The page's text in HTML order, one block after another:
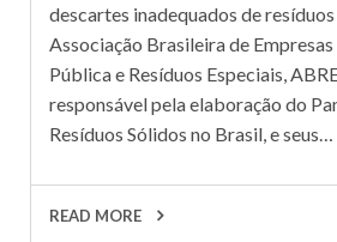
descartes inadequados de
Associação Brasileira de
Pública e Resíduos Especiais,
responsável pela elaboração do
Resíduos Sólidos no Brasil, e seus…
READ MORE